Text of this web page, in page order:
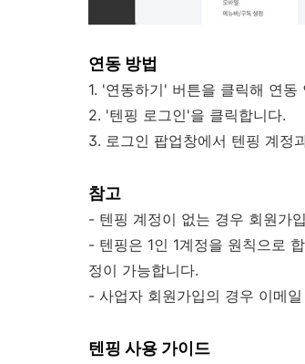
연동 방법
1. '연동하기' 버튼을 클릭해 연
2. '텐핑 로그인'을 클릭합니다.
3. 로그인 팝업창에서 텐핑 계정
참고
- 텐핑 계정이 없는 경우 회원가
- 텐핑은 1인 1계정을 원칙으로
정이 가능합니다.
- 사업자 회원가입의 경우 이메
텐핑 사용 가이드